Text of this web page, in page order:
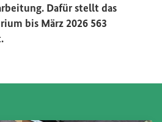
Dafür stellt das
bis März 2026 563